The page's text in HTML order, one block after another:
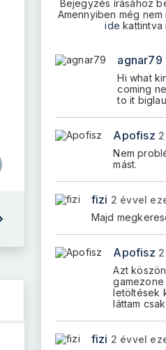
Bejegyzés írásához
Amennyiben még
ide kattintva
agnar79
Hi what
coming
to it
Apofisz
Nem
mást.
fizi 2 évvel
Majd
Apofisz
Azt
gamezone
letöltések
láttam
fizi 2 évvel